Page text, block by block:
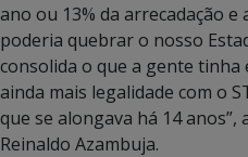
ano ou 13% da arrecadação e
poderia quebrar o nosso
consolida o que a gente tinha
ainda mais legalidade com o
que se alongava há 14
Reinaldo Azambuja.